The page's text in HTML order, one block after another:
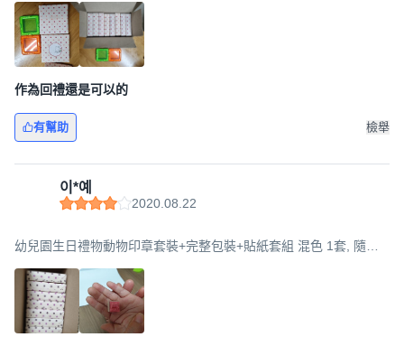
作為回禮還是可以的
有幫助 檢舉
이*예
2020.08.22
幼兒園生日禮物動物印章套裝+完整包裝+貼紙套組 混色 1套, 隨機